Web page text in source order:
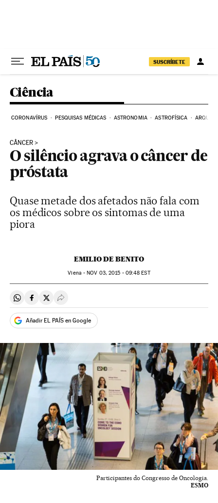
SUSCRÍBETE
Ciência
CORONAVÍRUS PESQUISAS MÉDICAS ASTRONOMIA ASTROFÍSICA
CÂNCER
O silêncio agrava o câncer de
próstata
Quase metade dos afetados não fala com
os médicos sobre os sintomas de uma
piora
EMILIO DE BENITO
Viena -NOV 03, 2015 - 09:48 EST
Compartir en Whatsapp
Compartir en Facebook
Compartir en Twitter
Desplegar Redes Sociales
Añadir EL PAÍS en Google
Participantes do Congresso de Oncologia.
ESMO